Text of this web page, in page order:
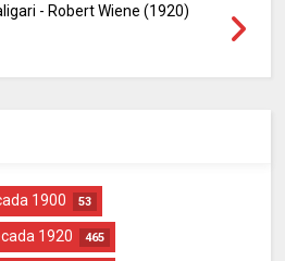
- Robert Wiene (1920)
1900 53
1920 465